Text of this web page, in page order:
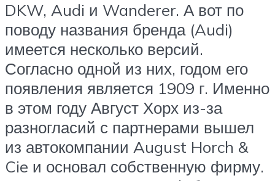
DKW, Audi и Wanderer. А вот по
поводу названия бренда (Audi)
имеется несколько версий.
Согласно одной из них, годом его
появления является 1909 г. Именно
в этом году Август Хорх из-за
разногласий с партнерами вышел
из автокомпании August Horch &
Cie и основал собственную фирму.